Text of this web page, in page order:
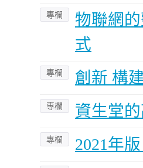
專欄
物聯網
式
專欄 創新 構
專欄 資生堂
專欄 2021年